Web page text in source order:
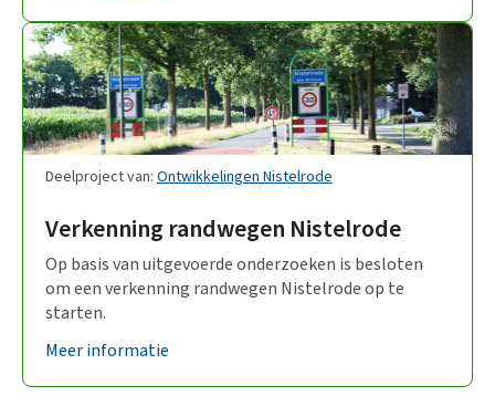
Deelproject van: Ontwikkelingen Nistelrode
Verkenning randwegen Nistelrode
Op basis van uitgevoerde onderzoeken is besloten
om een verkenning randwegen Nistelrode op te
starten.
Meer informatie